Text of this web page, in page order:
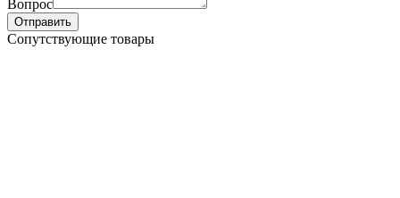
Вопрос
Отправить
Сопутствующие товары